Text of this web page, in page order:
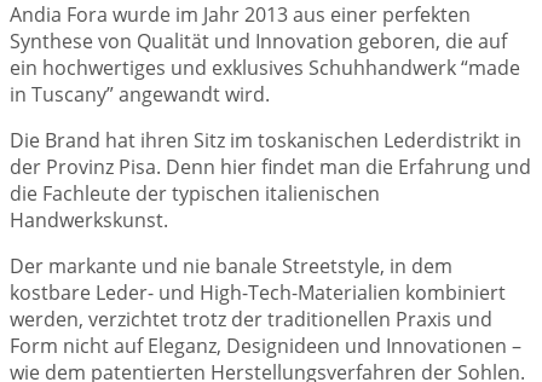
Andia Fora wurde im Jahr 2013 aus einer perfekten
Synthese von Qualität und Innovation geboren, die auf
ein hochwertiges und exklusives Schuhhandwerk “made
in Tuscany” angewandt wird.
Die Brand hat ihren Sitz im toskanischen Lederdistrikt in
der Provinz Pisa. Denn hier findet man die Erfahrung und
die Fachleute der typischen italienischen
Handwerkskunst.
Der markante und nie banale Streetstyle, in dem
kostbare Leder- und High-Tech-Materialien kombiniert
werden, verzichtet trotz der traditionellen Praxis und
Form nicht auf Eleganz, Designideen und Innovationen –
wie dem patentierten Herstellungsverfahren der Sohlen.